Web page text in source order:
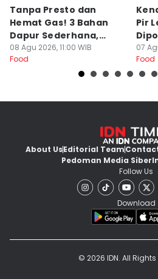
Tanpa Presto dan
Hemat Gas! 3 Bahan
Dapur Sederhana,
Daging Sapi Empuk
Dalam 15 Menit
08 Agu 2026, 11:00 WIB
Food
Pir
07
Food
About UsEditorial Team
Pedoman Media Siber
Follow Us
Download
© 2026 IDN. All Rights